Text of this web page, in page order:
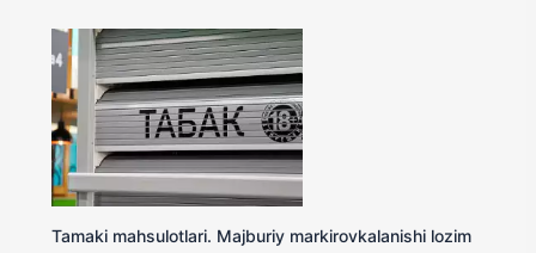
Tamaki mahsulotlari. Majburiy markirovkalanishi lozim